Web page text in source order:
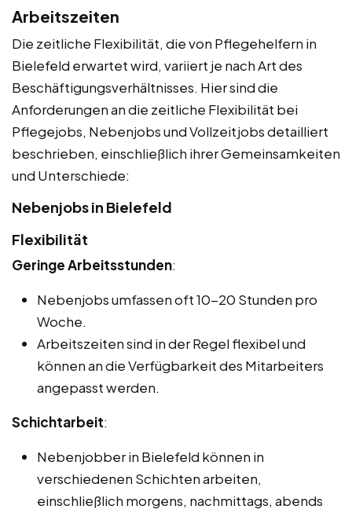
Arbeitszeiten
Die zeitliche Flexibilität, die von Pflegehelfern in
Bielefeld erwartet wird, variiert je nach Art des
Beschäftigungsverhältnisses. Hier sind die
Anforderungen an die zeitliche Flexibilität bei
Pflegejobs, Nebenjobs und Vollzeitjobs detailliert
beschrieben, einschließlich ihrer Gemeinsamkeiten
und Unterschiede:
Nebenjobs in Bielefeld
Flexibilität
Geringe Arbeitsstunden:
Nebenjobs umfassen oft 10-20 Stunden pro
Woche.
Arbeitszeiten sind in der Regel flexibel und
können an die Verfügbarkeit des Mitarbeiters
angepasst werden.
Schichtarbeit:
Nebenjobber in Bielefeld können in
verschiedenen Schichten arbeiten,
einschließlich morgens, nachmittags, abends